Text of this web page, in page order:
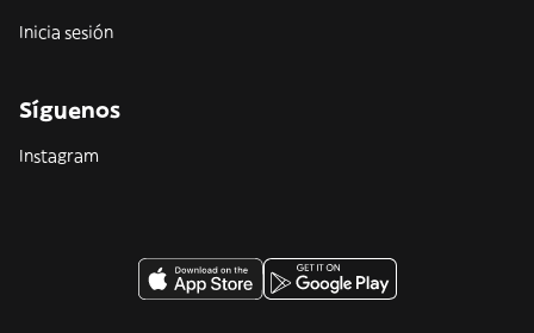
Inicia sesión
Síguenos
Instagram